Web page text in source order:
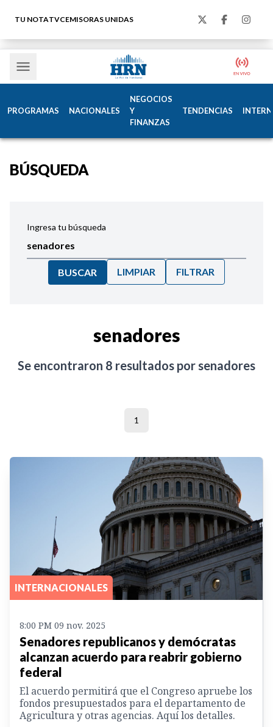
TU NOTATVCEMISORAS UNIDAS
PROGRAMAS NACIONALES
NEGOCIOS
Y
FINANZAS
TENDENCIAS
BÚSQUEDA
Ingresa tu búsqueda
BUSCAR LIMPIAR FILTRAR
senadores
Se encontraron 8 resultados por senadores
1
INTERNACIONALES
8:00 PM 09 nov. 2025
Senadores republicanos y demócratas
alcanzan acuerdo para reabrir gobierno
federal
El acuerdo permitirá que el Congreso apruebe los
fondos presupuestados para el departamento de
Agricultura y otras agencias. Aquí los detalles.